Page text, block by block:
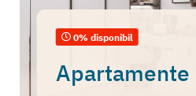
0% disponibil
Apartamente